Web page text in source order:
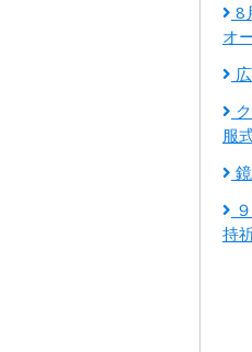
8
オ
服
持